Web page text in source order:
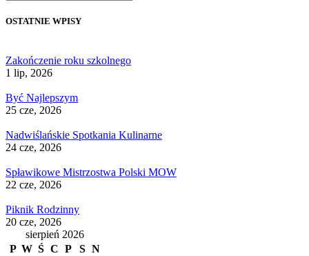
OSTATNIE WPISY
Zakończenie roku szkolnego
1 lip, 2026
Być Najlepszym
25 cze, 2026
Nadwiślańskie Spotkania Kulinarne
24 cze, 2026
Spławikowe Mistrzostwa Polski MOW
22 cze, 2026
Piknik Rodzinny
20 cze, 2026
sierpień 2026
P W Ś C P S N